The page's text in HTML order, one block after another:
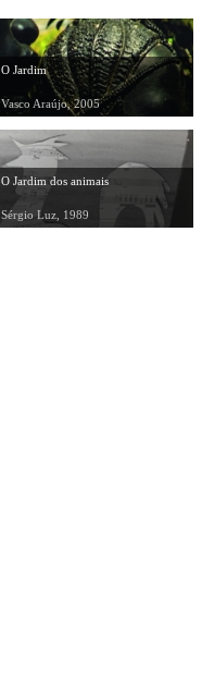
O Jardim
Vasco Araújo, 2005
O Jardim dos animais
Sérgio Luz, 1989